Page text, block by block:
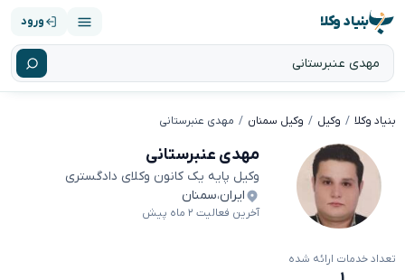
بنیاد وکلا ورود
بنیاد وکلا وکیل وکیل سمنان مهدی عنبرستانی
مهدی عنبرستانی
وکیل پایه یک کانون وکلای دادگستری
ایران،سمنان
آخرین فعالیت ۲ ماه پیش
تعداد خدمات ارائه شده